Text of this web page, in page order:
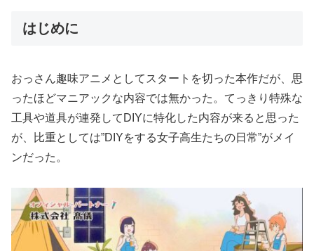
はじめに
おっさん趣味アニメとしてスタートを切った本作だが、思
ったほどマニアックな内容では無かった。てっきり特殊な
工具や道具が連発してDIYに特化した内容が来ると思った
が、比重としては”DIYをする女子高生たちの日常”がメイ
ンだった。